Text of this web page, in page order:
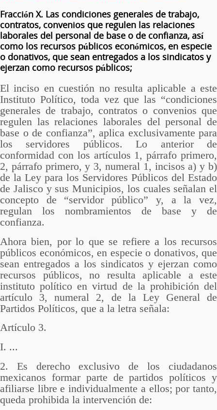
Fracción X. Las condiciones generales de trabajo,
contratos, convenios que regulen las relaciones
laborales del personal de base o de confianza, así
como los recursos públicos económicos, en especie
o donativos, que sean entregados a los sindicatos y
ejerzan como recursos públicos;
El inciso en cuestión no resulta aplicable a este
Instituto Político, toda vez que las “condiciones
generales de trabajo, contratos o convenios que
regulen las relaciones laborales del personal de
base o de confianza”, aplica exclusivamente para
los servidores públicos. Lo anterior de
conformidad con los artículos 1, párrafo primero,
2, párrafo primero, y 3, numeral 1, incisos a) y b)
de la Ley para los Servidores Públicos del Estado
de Jalisco y sus Municipios, los cuales señalan el
concepto de “servidor público” y, a la vez,
regulan los nombramientos de base y de
confianza.
Ahora bien, por lo que se refiere a los recursos
públicos económicos, en especie o donativos, que
sean entregados a los sindicatos y ejerzan como
recursos públicos, no resulta aplicable a este
instituto político en virtud de la prohibición del
artículo 3, numeral 2, de la Ley General de
Partidos Políticos, que a la letra señala:
Artículo 3.
I. ...
2. Es derecho exclusivo de los ciudadanos
mexicanos formar parte de partidos políticos y
afiliarse libre e individualmente a ellos; por tanto,
queda prohibida la intervención de: